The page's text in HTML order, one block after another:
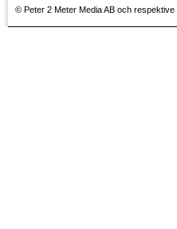
© Peter 2 Meter Media AB och